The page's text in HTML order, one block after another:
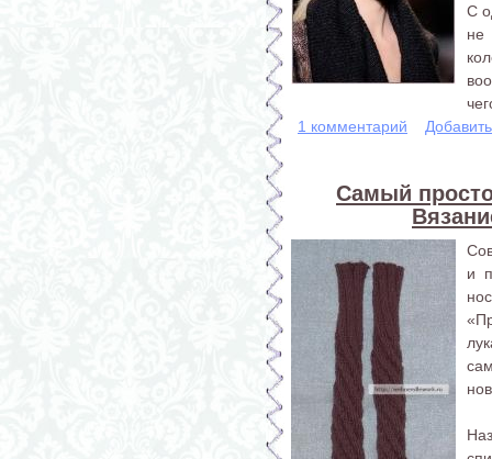
С
не
1 комментарий
Самый
и